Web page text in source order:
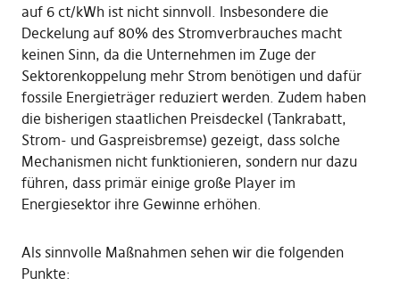
auf 6 ct/kWh ist nicht sinnvoll. Insbesondere die
Deckelung auf 80% des Stromverbrauches macht
keinen Sinn, da die Unternehmen im Zuge der
Sektorenkoppelung mehr Strom benötigen und dafür
fossile Energieträger reduziert werden. Zudem haben
die bisherigen staatlichen Preisdeckel (Tankrabatt,
Strom- und Gaspreisbremse) gezeigt, dass solche
Mechanismen nicht funktionieren, sondern nur dazu
führen, dass primär einige große Player im
Energiesektor ihre Gewinne erhöhen.
Als sinnvolle Maßnahmen sehen wir die folgenden
Punkte: